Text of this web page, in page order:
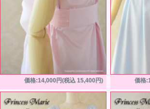
価格:14,000円(税込 15,400円) 価格